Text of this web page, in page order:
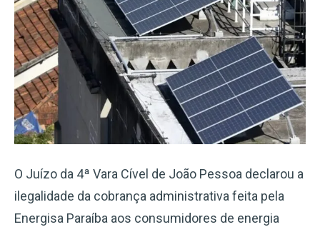
O Juízo da 4ª Vara Cível de João Pessoa declarou a
ilegalidade da cobrança administrativa feita pela
Energisa Paraíba aos consumidores de energia